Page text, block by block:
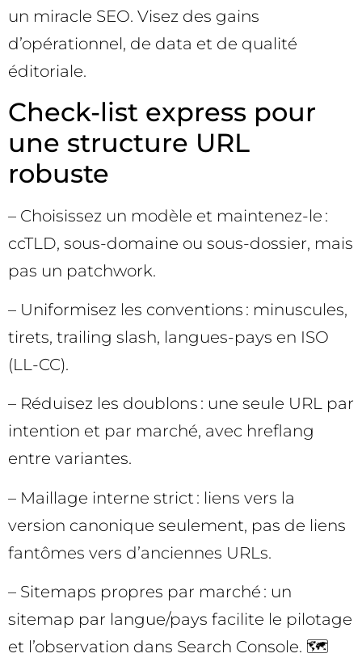
un miracle SEO. Visez des gains
d’opérationnel, de data et de qualité
éditoriale.
Check-list express pour
une structure URL
robuste
– Choisissez un modèle et maintenez-le :
ccTLD, sous-domaine ou sous-dossier, mais
pas un patchwork.
– Uniformisez les conventions : minuscules,
tirets, trailing slash, langues-pays en ISO
(LL-CC).
– Réduisez les doublons : une seule URL par
intention et par marché, avec hreflang
entre variantes.
– Maillage interne strict : liens vers la
version canonique seulement, pas de liens
fantômes vers d’anciennes URLs.
– Sitemaps propres par marché : un
sitemap par langue/pays facilite le pilotage
et l’observation dans Search Console. 🗺️